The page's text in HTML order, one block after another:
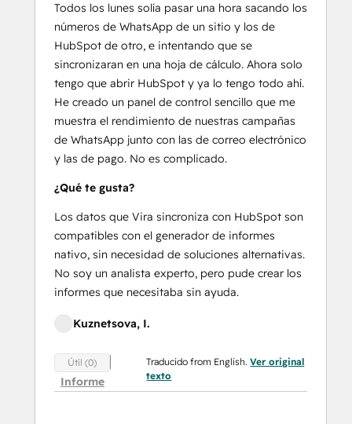
Todos los lunes solía pasar una hora sacando los
números de WhatsApp de un sitio y los de
HubSpot de otro, e intentando que se
sincronizaran en una hoja de cálculo. Ahora solo
tengo que abrir HubSpot y ya lo tengo todo ahí.
He creado un panel de control sencillo que me
muestra el rendimiento de nuestras campañas
de WhatsApp junto con las de correo electrónico
y las de pago. No es complicado.
¿Qué te gusta?
Los datos que Vira sincroniza con HubSpot son
compatibles con el generador de informes
nativo, sin necesidad de soluciones alternativas.
No soy un analista experto, pero pude crear los
informes que necesitaba sin ayuda.
Kuznetsova, I.
Útil (0)
Informe
Traducido from English.Ver original
texto